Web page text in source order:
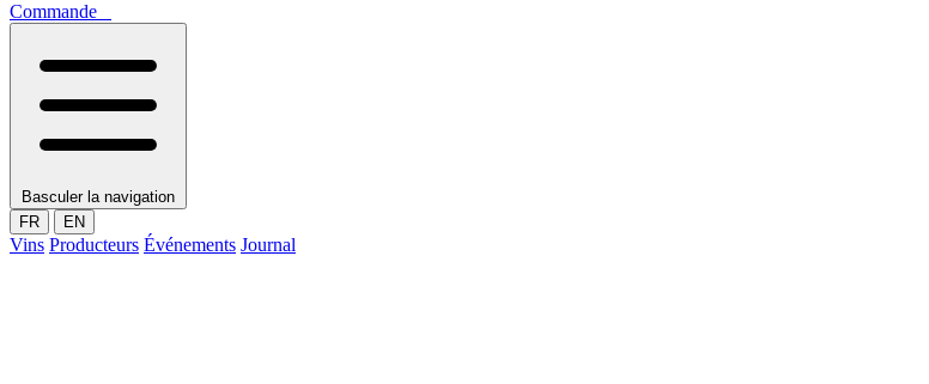
Commande
Basculer la navigation
FR
EN
Vins Producteurs Événements Journal